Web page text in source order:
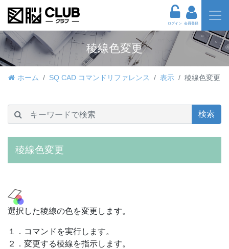
ログイン 会員登録
稜線色変更
ホーム SQ CAD コマンドリファレンス 表示 稜線色変更
検索
稜線色変更
選択した稜線の色を変更します。
１．コマンドを実行します。
２．変更する稜線を指示します。